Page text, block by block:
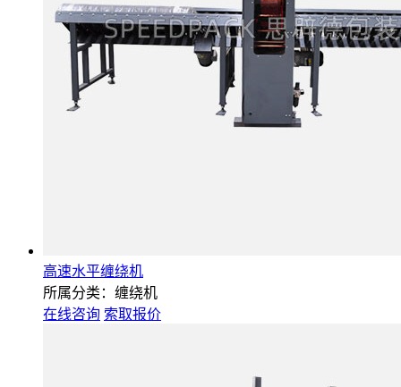
高速水平缠绕机
所属分类：缠绕机
在线咨询 索取报价